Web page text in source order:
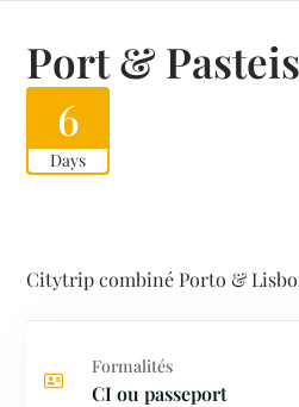
Port &
6
Days
Citytrip combiné Porto &
Formalités
CI ou passeport